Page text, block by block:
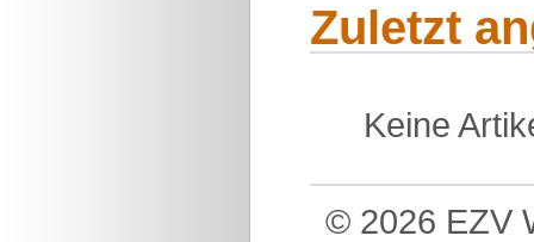
Zuletzt
Keine
© 2026 EZV